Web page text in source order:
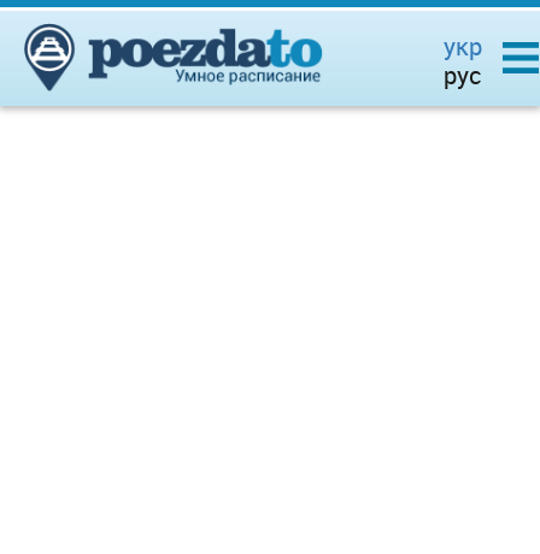
укр
рус